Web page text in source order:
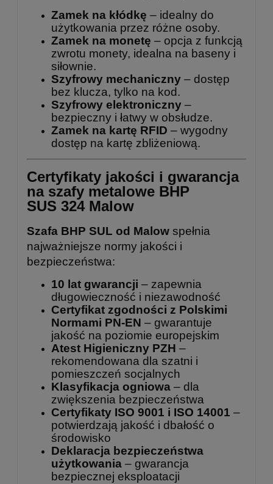
Zamek na kłódkę – idealny do
użytkowania przez różne osoby.
Zamek na monetę – opcja z funkcją
zwrotu monety, idealna na baseny i
siłownie.
Szyfrowy mechaniczny – dostęp
bez klucza, tylko na kod.
Szyfrowy elektroniczny –
bezpieczny i łatwy w obsłudze.
Zamek na kartę RFID – wygodny
dostęp na kartę zbliżeniową.
Certyfikaty jakości i gwarancja
na szafy metalowe BHP
SUS 324 Malow
Szafa BHP SUL od Malow spełnia
najważniejsze normy jakości i
bezpieczeństwa:
10 lat gwarancji – zapewnia
długowieczność i niezawodność
Certyfikat zgodności z Polskimi
Normami PN-EN – gwarantuje
jakość na poziomie europejskim
Atest Higieniczny PZH –
rekomendowana dla szatni i
pomieszczeń socjalnych
Klasyfikacja ogniowa – dla
zwiększenia bezpieczeństwa
Certyfikaty ISO 9001 i ISO 14001 –
potwierdzają jakość i dbałość o
środowisko
Deklaracja bezpieczeństwa
użytkowania – gwarancja
bezpiecznej eksploatacji